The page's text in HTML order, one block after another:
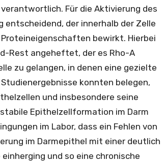
Für die Aktivierung des
entscheidend, der innerhalb der Zelle
bewirkt. Hierbei
Rest angeheftet, der es Rho-A
zu gelangen, in denen eine gezielte
konnten belegen,
und insbesondere seine
Epithelzellformation im Darm
im Labor, dass ein Fehlen von
im Darmepithel mit einer deutlich
und so eine chronische